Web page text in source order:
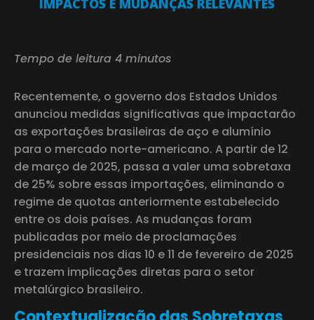
Tempo de leitura 4 minutos
Recentemente, o governo dos Estados Unidos
anunciou medidas significativas que impactarão
as exportações brasileiras de aço e alumínio
para o mercado norte-americano. A partir de 12
de março de 2025, passa a valer uma sobretaxa
de 25% sobre essas importações, eliminando o
regime de quotas anteriormente estabelecido
entre os dois países. As mudanças foram
publicadas por meio de proclamações
presidenciais nos dias 10 e 11 de fevereiro de 2025
e trazem implicações diretas para o setor
metalúrgico brasileiro.